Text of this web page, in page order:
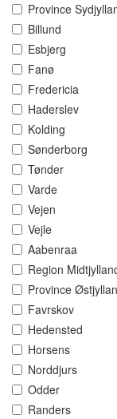
Province
Billund
Esbjerg
Fanø
Fredericia
Haderslev
Kolding
Sønderborg
Tønder
Varde
Vejen
Vejle
Aabenraa
Region
Province
Favrskov
Hedensted
Horsens
Norddjurs
Odder
Randers